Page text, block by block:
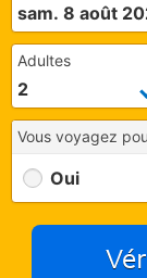
sam. 8 août
Adultes
Vous voyagez
Oui